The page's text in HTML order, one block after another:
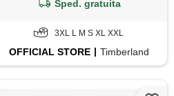
Sped. gratuita
3XL L M S XL XXL
OFFICIAL STORE Timberland